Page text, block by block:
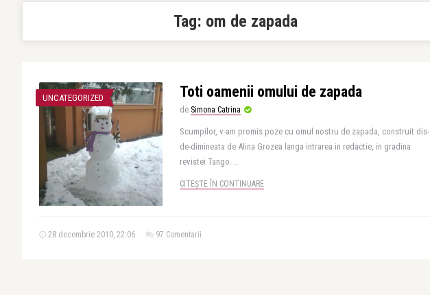
Tag: om de zapada
UNCATEGORIZED Toti oamenii omului de zapada
de Simona Catrina
Scumpilor, v-am promis poze cu omul nostru de zapada, construit dis-
de-dimineata de Alina Grozea langa intrarea in redactie, in gradina
revistei Tango. ..
CITEȘTE ÎN CONTINUARE
28 decembrie 2010, 22:06 97 Comentarii